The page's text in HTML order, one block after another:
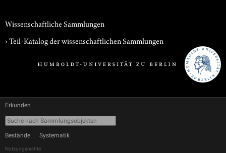
Wissenschaftliche Sammlungen
› Teil-Katalog der wissenschaftlichen Sammlungen
Erkunden
Bestände Systematik
Nutzungsrechte